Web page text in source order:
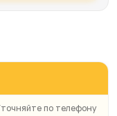
по телефону